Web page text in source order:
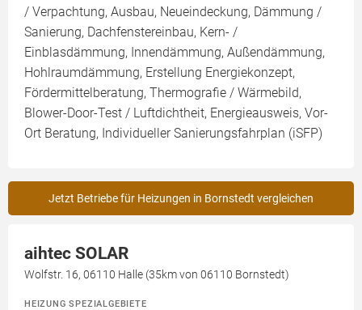
/ Verpachtung, Ausbau, Neueindeckung, Dämmung /
Sanierung, Dachfenstereinbau, Kern- /
Einblasdämmung, Innendämmung, Außendämmung,
Hohlraumdämmung, Erstellung Energiekonzept,
Fördermittelberatung, Thermografie / Wärmebild,
Blower-Door-Test / Luftdichtheit, Energieausweis, Vor-
Ort Beratung, Individueller Sanierungsfahrplan (iSFP)
Jetzt Betriebe für Heizungen in Bornstedt vergleichen
aihtec SOLAR
Wolfstr. 16, 06110 Halle (35km von 06110 Bornstedt)
HEIZUNG SPEZIALGEBIETE